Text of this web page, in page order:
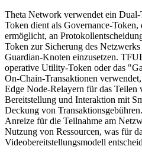
Theta Network verwendet ein
Token dient als Governance-Token,
ermöglicht, an
Token zur Sicherung des
Guardian-Knoten einzusetzen.
operative Utility-Token oder das
On-Chain-Transaktionen
Edge Node-Relayern für das Teilen
Bereitstellung und Interaktion mit
Deckung von
Anreize für die Teilnahme am
Nutzung von Ressourcen, was für
Videobereitstellungsmodell